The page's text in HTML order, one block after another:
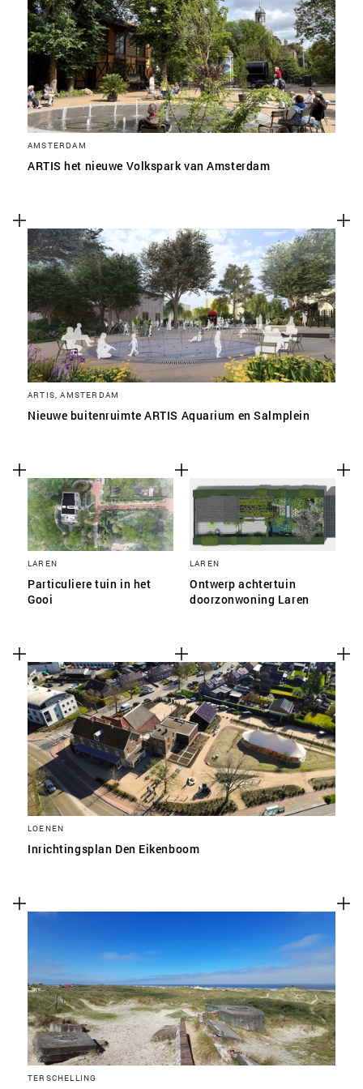
AMSTERDAM
ARTIS het nieuwe Volkspark van Amsterdam
ARTIS, AMSTERDAM
Nieuwe buitenruimte ARTIS Aquarium en Salmplein
LAREN
Particuliere tuin in het
Gooi
LAREN
Ontwerp achtertuin
doorzonwoning Laren
LOENEN
Inrichtingsplan Den Eikenboom
TERSCHELLING
SLA VOORKEUREN OP